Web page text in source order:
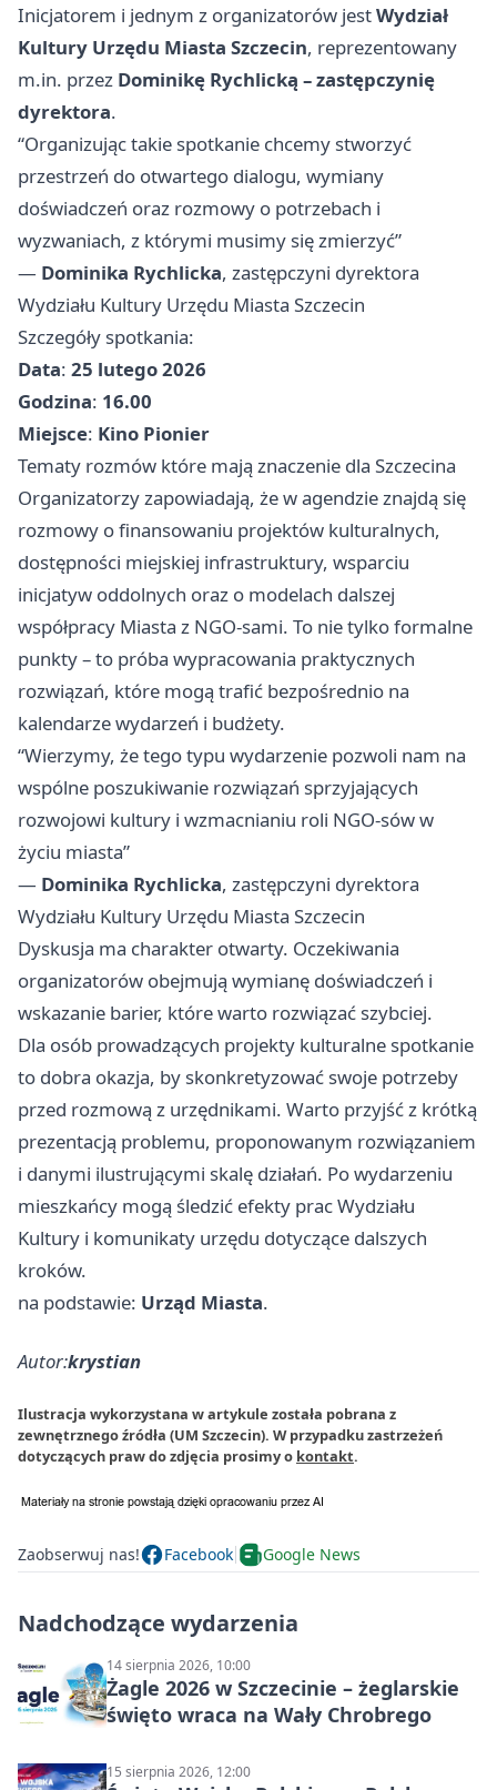
Inicjatorem i jednym z organizatorów jestWydział
Kultury Urzędu Miasta Szczecin, reprezentowany
m.in. przez Dominikę Rychlicką – zastępczynię
dyrektora.
“Organizując takie spotkanie chcemy stworzyć
przestrzeń do otwartego dialogu, wymiany
doświadczeń oraz rozmowy o potrzebach i
wyzwaniach, z którymi musimy się zmierzyć”
— Dominika Rychlicka, zastępczyni dyrektora
Wydziału Kultury Urzędu Miasta Szczecin
Szczegóły spotkania:
Data: 25 lutego 2026
Godzina: 16.00
Miejsce: Kino Pionier
Tematy rozmów które mają znaczenie dla Szczecina
Organizatorzy zapowiadają, że w agendzie znajdą się
rozmowy o finansowaniu projektów kulturalnych,
dostępności miejskiej infrastruktury, wsparciu
inicjatyw oddolnych oraz o modelach dalszej
współpracy Miasta z NGO-sami. To nie tylko formalne
punkty – to próba wypracowania praktycznych
rozwiązań, które mogą trafić bezpośrednio na
kalendarze wydarzeń i budżety.
“Wierzymy, że tego typu wydarzenie pozwoli nam na
wspólne poszukiwanie rozwiązań sprzyjających
rozwojowi kultury i wzmacnianiu roli NGO-sów w
życiu miasta”
— Dominika Rychlicka, zastępczyni dyrektora
Wydziału Kultury Urzędu Miasta Szczecin
Dyskusja ma charakter otwarty. Oczekiwania
organizatorów obejmują wymianę doświadczeń i
wskazanie barier, które warto rozwiązać szybciej.
Dla osób prowadzących projekty kulturalne spotkanie
to dobra okazja, by skonkretyzować swoje potrzeby
przed rozmową z urzędnikami. Warto przyjść z krótką
prezentacją problemu, proponowanym rozwiązaniem
i danymi ilustrującymi skalę działań. Po wydarzeniu
mieszkańcy mogą śledzić efekty prac Wydziału
Kultury i komunikaty urzędu dotyczące dalszych
kroków.
na podstawie: Urząd Miasta.
Autor:krystian
Ilustracja wykorzystana w artykule została pobrana z
zewnętrznego źródła (UM Szczecin). W przypadku zastrzeżeń
dotyczących praw do zdjęcia prosimy o kontakt.
Zaobserwuj nas! Facebook Google News
Nadchodzące wydarzenia
14 sierpnia 2026, 10:00
Żagle 2026 w Szczecinie – żeglarskie
święto wraca na Wały Chrobrego
15 sierpnia 2026, 12:00